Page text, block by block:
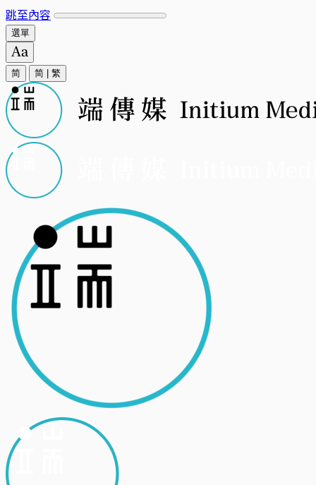
跳至內容
選單
简 简 繁